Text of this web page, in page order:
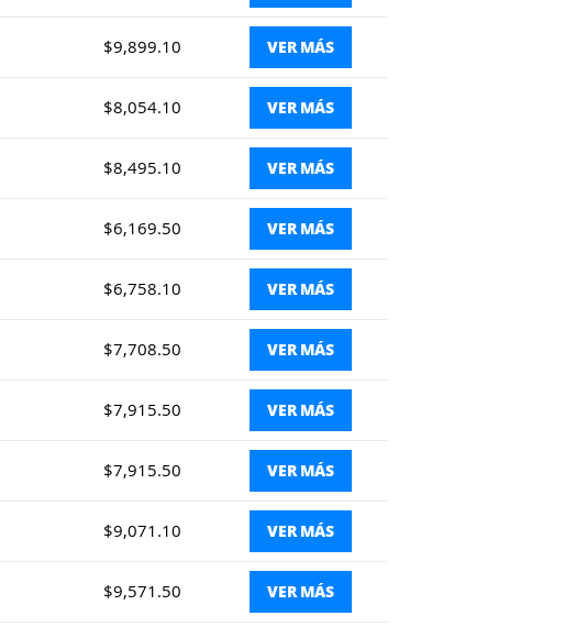
$9,899.10 VER MÁS
$8,054.10 VER MÁS
$8,495.10 VER MÁS
$6,169.50 VER MÁS
$6,758.10 VER MÁS
$7,708.50 VER MÁS
$7,915.50 VER MÁS
$7,915.50 VER MÁS
$9,071.10 VER MÁS
$9,571.50 VER MÁS